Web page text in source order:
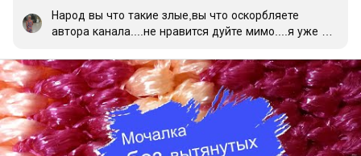
Народ вы что такие злые,вы что оскорбляете
автора канала....не нравится дуйте мимо....я уже
проваливается и не распускается....и вообще всякие
зануды пусть идут учатся по платному МК😄Автор
молодец❤👍